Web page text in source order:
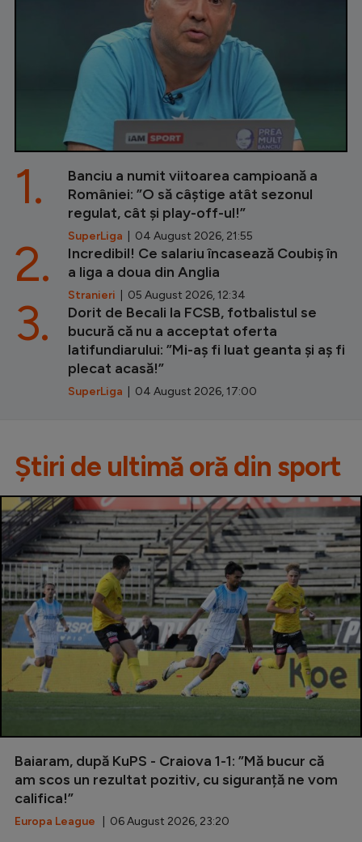
Banciu a numit viitoarea campioană a
României: ”O să câștige atât sezonul
regulat, cât și play-off-ul!”
SuperLiga | 04 August 2026, 21:55
1.
Incredibil! Ce salariu încasează Coubiș în
a liga a doua din Anglia
Stranieri | 05 August 2026, 12:34
2.
Dorit de Becali la FCSB, fotbalistul se
bucură că nu a acceptat oferta
latifundiarului: ”Mi-aș fi luat geanta și aș fi
plecat acasă!”
SuperLiga | 04 August 2026, 17:00
3.
Știri de ultimă oră din sport
Baiaram, după KuPS - Craiova 1-1: ”Mă bucur că
am scos un rezultat pozitiv, cu siguranță ne vom
califica!”
Europa League | 06 August 2026, 23:20